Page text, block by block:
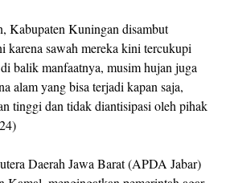
Kabupaten Kuningan disambut
karena sawah mereka kini tercukupi
balik manfaatnya, musim hujan juga
alam yang bisa terjadi kapan saja,
tinggi dan tidak diantisipasi oleh pihak
Daerah Jawa Barat (APDA Jabar)